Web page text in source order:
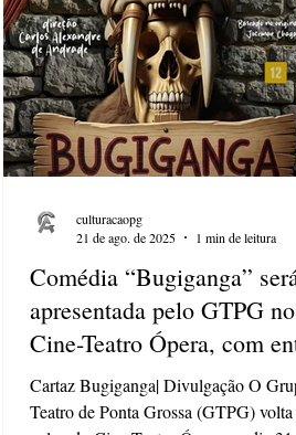
Santê
Comédia “Bugiganga”
apresentada pelo GTPG no
Cine-Teatro Ópera, com
solidária
Cartaz Bugiganga| Divulgação O
Teatro de Ponta Grossa (GTPG) volta ao
culturacaopg
21 de ago. de 2025
1 min de leitura